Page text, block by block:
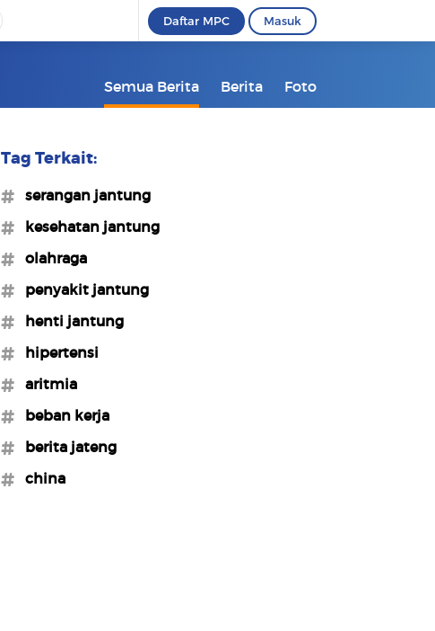
Daftar MPC Masuk
Semua Berita Berita Foto
Tag Terkait:
#serangan jantung
#kesehatan jantung
#olahraga
#penyakit jantung
#henti jantung
#hipertensi
#aritmia
#beban kerja
#berita jateng
#china